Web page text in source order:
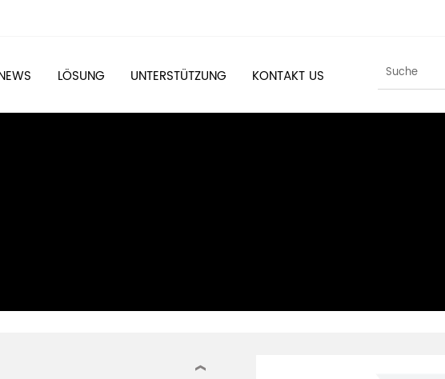
LÖSUNG UNTERSTÜTZUNG KONTAKT US
‹